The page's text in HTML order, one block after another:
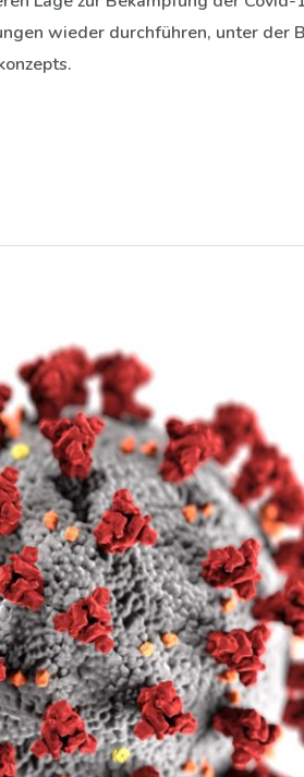
wieder durchführen, unter der